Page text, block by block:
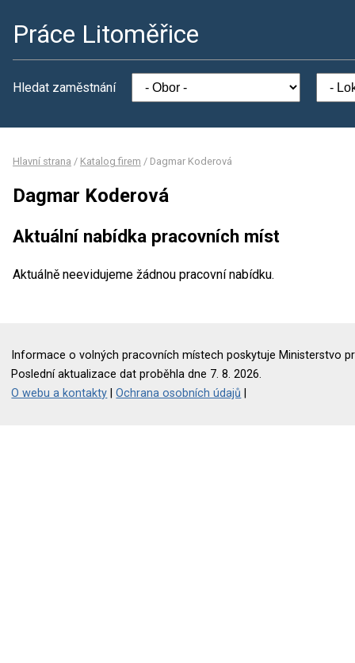
Práce Litoměřice
Hledat zaměstnání
Hlavní strana / Katalog firem / Dagmar Koderová
Dagmar Koderová
Aktuální nabídka pracovních míst
Aktuálně neevidujeme žádnou pracovní nabídku.
Informace o volných pracovních místech poskytuje Ministerstvo
Poslední aktualizace dat proběhla dne 7. 8. 2026.
O webu a kontakty |Ochrana osobních údajů